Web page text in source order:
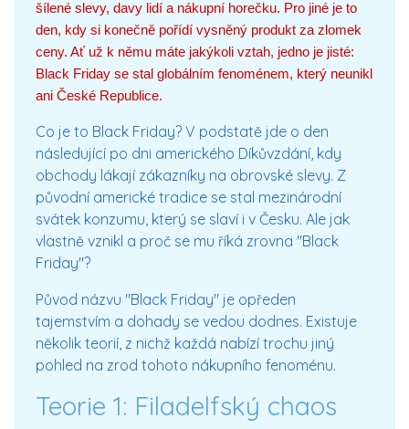
šílené slevy, davy lidí a nákupní horečku. Pro jiné je to
den, kdy si konečně pořídí vysněný produkt za zlomek
ceny. Ať už k němu máte jakýkoli vztah, jedno je jisté:
Black Friday se stal globálním fenoménem, který neunikl
ani České Republice.
Co je to Black Friday? V podstatě jde o den
následující po dni amerického Díkůvzdání, kdy
obchody lákají zákazníky na obrovské slevy. Z
původní americké tradice se stal mezinárodní
svátek konzumu, který se slaví i v Česku. Ale jak
vlastně vznikl a proč se mu říká zrovna "Black
Friday"?
Původ názvu "Black Friday" je opředen
tajemstvím a dohady se vedou dodnes. Existuje
několik teorií, z nichž každá nabízí trochu jiný
pohled na zrod tohoto nákupního fenoménu.
Teorie 1: Filadelfský chaos